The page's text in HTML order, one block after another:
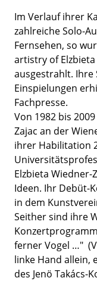
Im Verlauf ihrer
zahlreiche Solo-
Fernsehen, so
artistry of Elzbieta
ausgestrahlt. Ihre
Einspielungen
Fachpresse.
Von 1982 bis
Zajac an der
ihrer Habilitation
Elzbieta
Ideen. Ihr Debüt-
in dem
Seither sind ihre
ferner Vogel …"
linke Hand allein,
des Jenö Takács-